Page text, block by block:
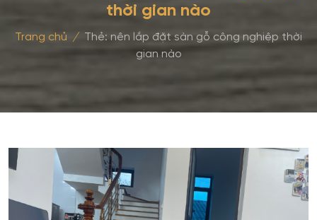
thời gian nào
Trang chủ / Thẻ: nên lắp đặt sàn gỗ công nghiệp thời
gian nào